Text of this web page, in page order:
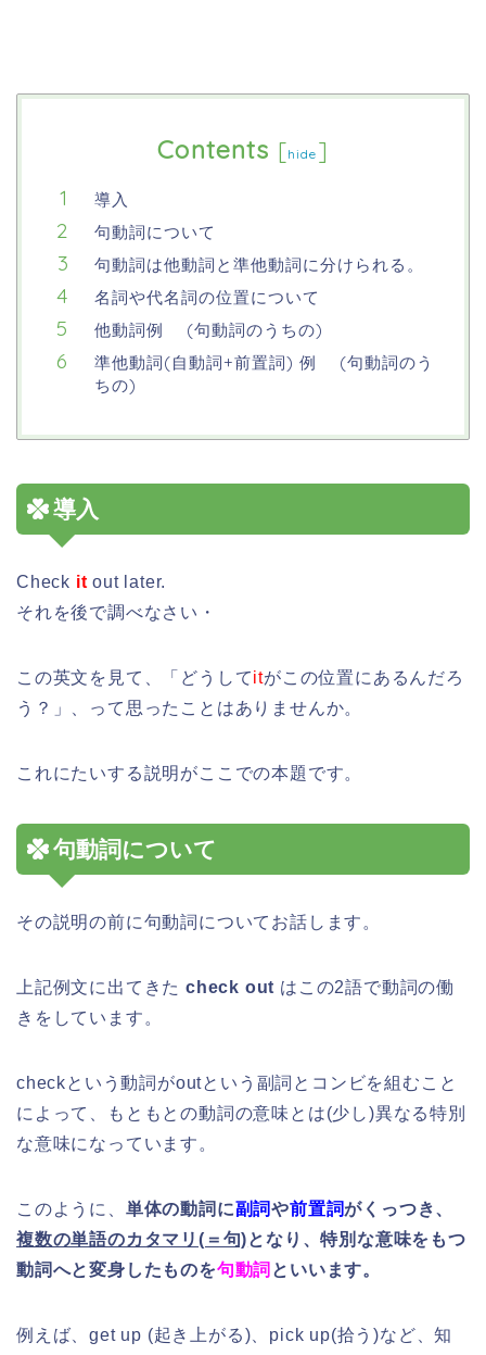
Contents [hide ]
導入
句動詞について
句動詞は他動詞と準他動詞に分けられる。
名詞や代名詞の位置について
他動詞例 (句動詞のうちの)
準他動詞(自動詞+前置詞) 例 (句動詞のう
ちの)
導入
Check it out later.
それを後で調べなさい・
この英文を見て、「どうしてitがこの位置にあるんだろ
う？」、って思ったことはありませんか。
これにたいする説明がここでの本題です。
句動詞について
その説明の前に句動詞についてお話します。
上記例文に出てきたcheck out はこの2語で動詞の働
きをしています。
checkという動詞がoutという副詞とコンビを組むこと
によって、もともとの動詞の意味とは(少し)異なる特別
な意味になっています。
このように、 単体の動詞に副詞や前置詞がくっつき、
複数の単語のカタマリ(＝句)となり、特別な意味をもつ
動詞へと変身したものを句動詞 といいます。
例えば、get up (起き上がる)、pick up(拾う)など、知